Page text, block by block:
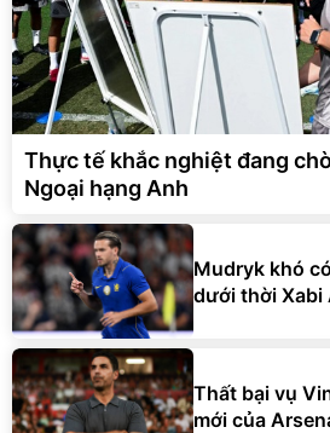
Thực tế khắc nghiệt đang
Ngoại hạng Anh
Mudryk khó
dưới thời Xabi
Thất bại vụ
mới của